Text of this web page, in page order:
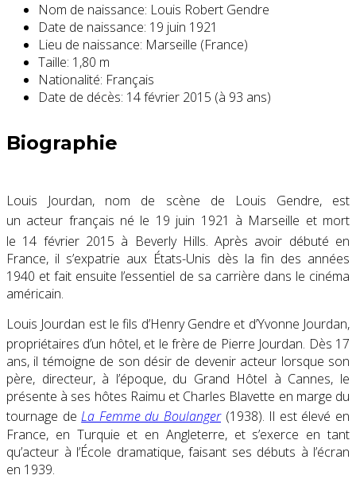
Nom de naissance: Louis Robert Gendre
Date de naissance: 19 juin 1921
Lieu de naissance: Marseille (France)
Taille: 1,80 m
Nationalité: Français
Date de décès: 14 février 2015 (à 93 ans)
Biographie
Louis Jourdan, nom de scène de Louis Gendre, est
un acteur français né le 19 juin 1921 à Marseille et mort
le 14 février 2015 à Beverly Hills. Après avoir débuté en
France, il s’expatrie aux États-Unis dès la fin des années
1940 et fait ensuite l’essentiel de sa carrière dans le cinéma
américain.
Louis Jourdan est le fils d’Henry Gendre et d’Yvonne Jourdan,
propriétaires d’un hôtel, et le frère de Pierre Jourdan. Dès 17
ans, il témoigne de son désir de devenir acteur lorsque son
père, directeur, à l’époque, du Grand Hôtel à Cannes, le
présente à ses hôtes Raimu et Charles Blavette en marge du
tournage deLa Femme du Boulanger(1938). Il est élevé en
France, en Turquie et en Angleterre, et s’exerce en tant
qu’acteur à l’École dramatique, faisant ses débuts à l’écran
en 1939.